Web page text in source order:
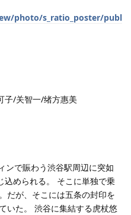
photo/s_ratio_poster/publ
子/关智一/绪方惠美
ンで賑わう渋谷駅周辺に突如
込められる。 そこに単独で乗
だが、そこには五条の封印を
いた。 渋谷に集結する虎杖悠